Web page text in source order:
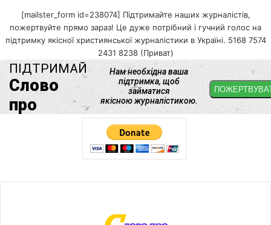
[mailster_form id=238074] Підтримайте наших журналістів,
пожертвуйте прямо зараз! Це дуже потрібний і гучний голос на
підтримку якісної християнської журналістики в Україні. 5168 7574
2431 8238 (Приват)